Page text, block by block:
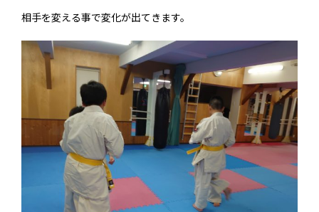
相手を変える事で変化が出てきます。